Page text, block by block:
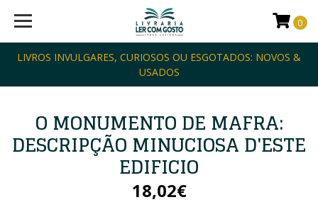
LIVROS INVULGARES, CURIOSOS OU ESGOTADOS: NOVOS &
USADOS
0
O MONUMENTO DE MAFRA:
DESCRIPÇÃO MINUCIOSA D'ESTE
EDIFICIO
18,02€